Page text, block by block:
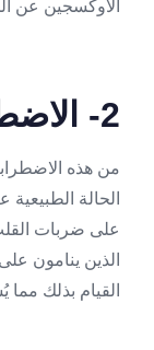
الأوكسجين عن
2- الاضطرابات التالية للولادة
من هذه
الحالة
على ضربات
الذين ينامون
القيام بذلك